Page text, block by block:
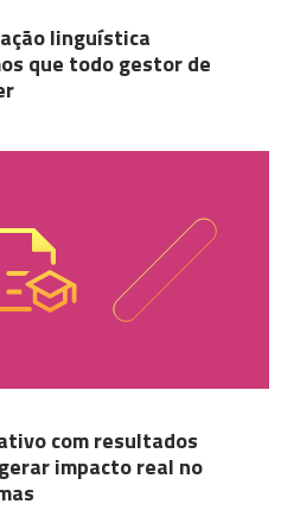
linguística
que todo gestor de
com resultados
impacto real no